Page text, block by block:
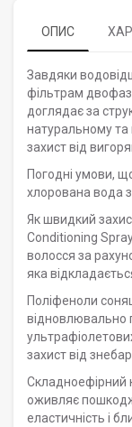
ОПИС
Завдяки
фільтрам
доглядає за
натуральному
захист від
Погодні умови,
хлорована вода
Як швидкий
Conditioning
волосся за
яка
Поліфеноли
відновлювально
захист від
Складноефірний
оживляє
еластичність і